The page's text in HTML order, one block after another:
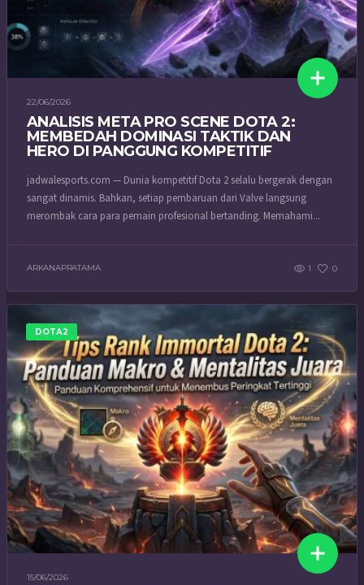
22/06/2026
ANALISIS META PRO SCENE DOTA 2:
MEMBEDAH DOMINASI TAKTIK DAN
HERO DI PANGGUNG KOMPETITIF
jadwalesports.com — Dunia kompetitif Dota 2 selalu bergerak dengan
sangat dinamis. Bahkan, setiap pembaruan dari Valve langsung
merombak cara para pemain profesional bertanding. Memahami...
ARKANAPRATAMA 1 0
DOTA2
15/06/2026